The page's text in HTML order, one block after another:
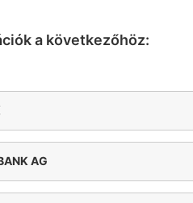
a következőhöz:
AG